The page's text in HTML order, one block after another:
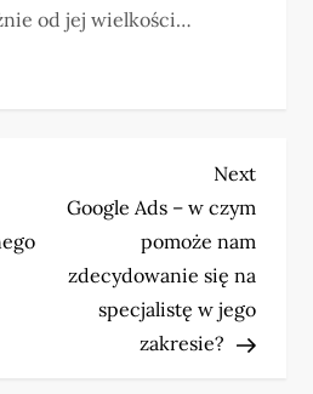
od jej wielkości…
Next
Post
Next
Google Ads – w czym
pomoże nam
zdecydowanie się na
specjalistę w jego
zakresie?